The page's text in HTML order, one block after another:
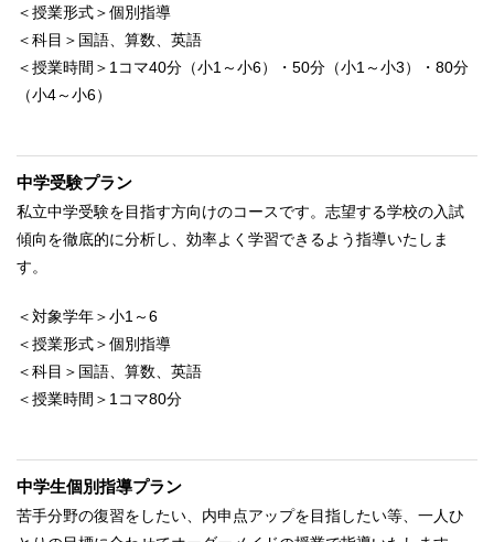
＜授業形式＞個別指導
＜科目＞国語、算数、英語
＜授業時間＞1コマ40分（小1～小6）・50分（小1～小3）・80分
（小4～小6）
中学受験プラン
私立中学受験を目指す方向けのコースです。志望する学校の入試
傾向を徹底的に分析し、効率よく学習できるよう指導いたしま
す。
＜対象学年＞小1～6
＜授業形式＞個別指導
＜科目＞国語、算数、英語
＜授業時間＞1コマ80分
中学生個別指導プラン
苦手分野の復習をしたい、内申点アップを目指したい等、一人ひ